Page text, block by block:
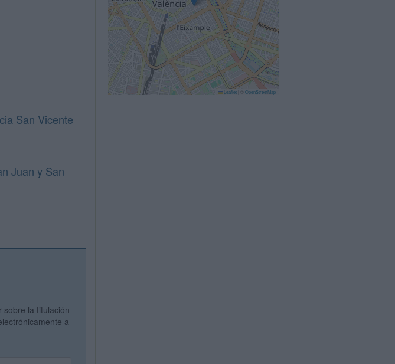
San Vicente
Juan y San
sobre la titulación
a
Leaflet © OpenStreetMap